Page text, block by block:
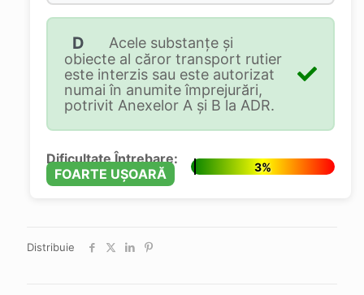
D
Acele substanţe şi
obiecte al căror transport rutier
este interzis sau este autorizat
numai în anumite împrejurări,
potrivit Anexelor A şi B la ADR.
Dificultate Întrebare:
FOARTE UȘOARĂ
3%
Distribuie